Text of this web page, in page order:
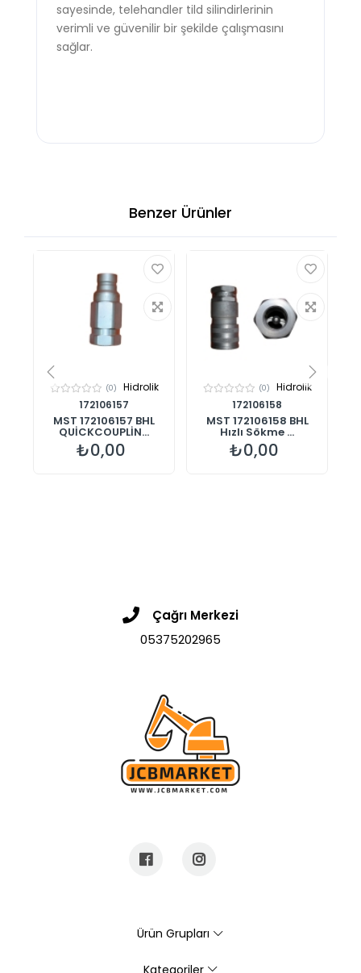
sayesinde, telehandler tild silindirlerinin
verimli ve güvenilir bir şekilde çalışmasını
sağlar.
Benzer Ürünler
(0)
Hidrolik
172106157
MST 172106157 BHL
QUİCKCOUPLİN...
₺0,00
(0)
Hidrolik
172106158
MST 172106158 BHL
Hızlı Sökme ...
₺0,00
Çağrı Merkezi
05375202965
Ürün Grupları
Kategoriler